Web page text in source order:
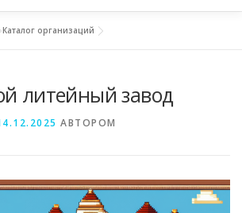
СРЕДА
Каталог организаций
литейный завод
АВТОРОМ